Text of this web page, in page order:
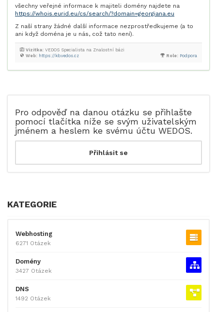
všechny veřejné informace k majiteli domény najdete na
https://whois.eurid.eu/cs/search/?domain=georgiana.eu
Z naší strany žádné další informace nezprostředkujeme (a to
ani když doména je u nás, což tato není).
Role: Podpora
Web: https://kb.vedos.cz
Vizitka: VEDOS Specialista na Znalostní bázi
Pro odpověď na danou otázku se přihlašte
pomocí tlačítka níže se svým uživatelským
jménem a heslem ke svému účtu WEDOS.
KATEGORIE
Webhosting
6271 Otázek
Domény
3427 Otázek
DNS
1492 Otázek